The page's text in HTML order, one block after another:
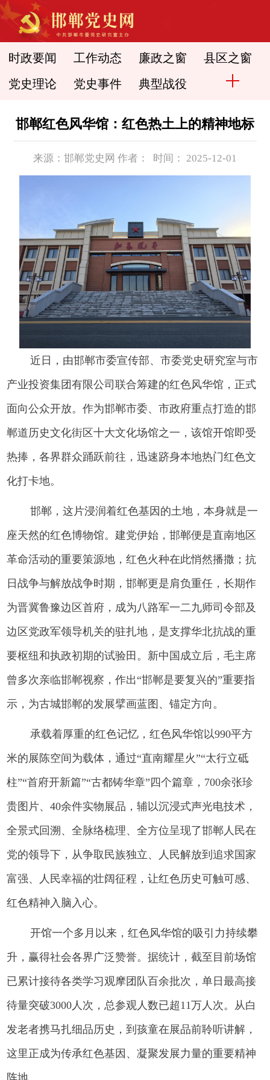
时政要闻 工作动态 廉政之窗 县区之窗
党史理论 党史事件 典型战役
邯郸红色风华馆：红色热土上的精神地标
来源：邯郸党史网 作者： 时间： 2025-12-01
近日，由邯郸市委宣传部、市委党史研究室与市
产业投资集团有限公司联合筹建的红色风华馆，正式
面向公众开放。作为邯郸市委、市政府重点打造的邯
郸道历史文化街区十大文化场馆之一，该馆开馆即受
热捧，各界群众踊跃前往，迅速跻身本地热门红色文
化打卡地。
邯郸，这片浸润着红色基因的土地，本身就是一
座天然的红色博物馆。建党伊始，邯郸便是直南地区
革命活动的重要策源地，红色火种在此悄然播撒；抗
日战争与解放战争时期，邯郸更是肩负重任，长期作
为晋冀鲁豫边区首府，成为八路军一二九师司令部及
边区党政军领导机关的驻扎地，是支撑华北抗战的重
要枢纽和执政初期的试验田。新中国成立后，毛主席
曾多次亲临邯郸视察，作出“邯郸是要复兴的”重要指
示，为古城邯郸的发展擘画蓝图、锚定方向。
承载着厚重的红色记忆，红色风华馆以990平方
米的展陈空间为载体，通过“直南耀星火”“太行立砥
柱”“首府开新篇”“古都铸华章”四个篇章，700余张珍
贵图片、40余件实物展品，辅以沉浸式声光电技术，
全景式回溯、全脉络梳理、全方位呈现了邯郸人民在
党的领导下，从争取民族独立、人民解放到追求国家
富强、人民幸福的壮阔征程，让红色历史可触可感、
红色精神入脑入心。
开馆一个多月以来，红色风华馆的吸引力持续攀
升，赢得社会各界广泛赞誉。据统计，截至目前场馆
已累计接待各类学习观摩团队百余批次，单日最高接
待量突破3000人次，总参观人数已超11万人次。从白
发老者携马扎细品历史，到孩童在展品前聆听讲解，
这里正成为传承红色基因、凝聚发展力量的重要精神